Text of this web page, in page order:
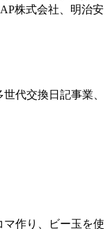
株式会社、明治安
代交換日記事業、
作り、ビー玉を使